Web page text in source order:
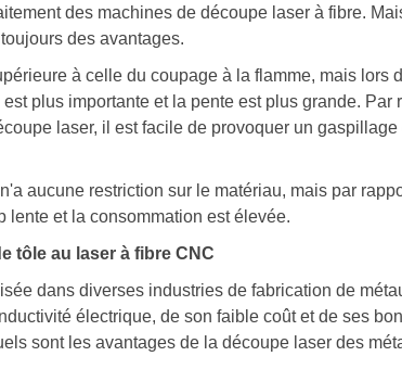
des machines de découpe laser à fibre.
des avantages.
à celle du coupage à la flamme, mais lors
plus importante et la pente est plus grande. Par
laser, il est facile de provoquer un gaspillage
aucune restriction sur le matériau, mais par
lente et la consommation est élevée.
tôle au laser à fibre CNC
dans diverses industries de fabrication de
électrique, de son faible coût et de ses
sont les avantages de la découpe laser des